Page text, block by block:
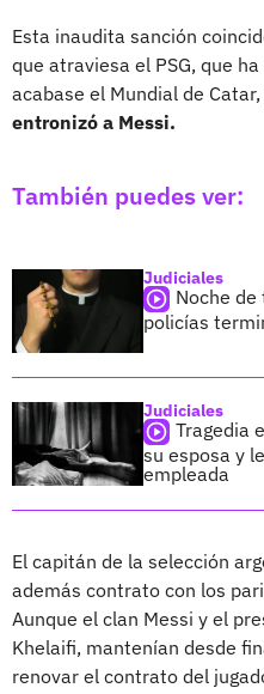
Esta inaudita sanción
que atraviesa el PSG, que
acabase el Mundial de
entronizó a Messi.
También puedes ver:
Judiciales
Noche
policías
Judiciales
Tragedia
su esposa y
empleada
El capitán de la selección
además contrato con los
Aunque el clan Messi y el
Khelaifi, mantenían desde
renovar el contrato del